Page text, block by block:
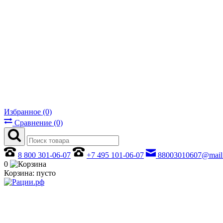
Избранное (0)
Сравнение (0)
8 800 301-06-07 +7 495 101-06-07
0
Корзина: пусто